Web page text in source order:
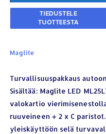
Maglite
Turvallisuuspakkaus
Sisältää: Maglite LED
valokartio
ruuveineen + 2 x C
yleiskäyttöön selä